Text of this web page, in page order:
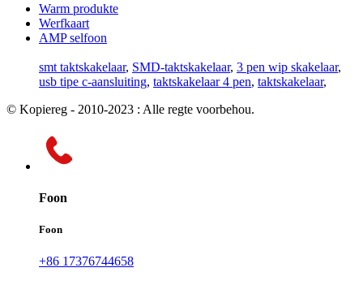
Warm produkte
Werfkaart
AMP selfoon
smt taktskakelaar, SMD-taktskakelaar, 3 pen wip skakelaar,
usb tipe c-aansluiting, taktskakelaar 4 pen, taktskakelaar,
© Kopiereg - 2010-2023 : Alle regte voorbehou.
Foon
Foon
+86 17376744658